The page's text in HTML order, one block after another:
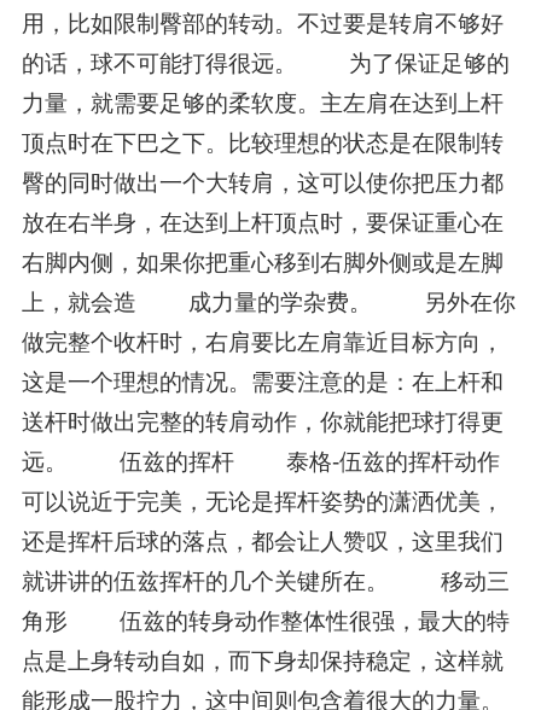
用，比如限制臀部的转动。不过要是转肩不够好
的话，球不可能打得很远。 为了保证足够的
力量，就需要足够的柔软度。主左肩在达到上杆
顶点时在下巴之下。比较理想的状态是在限制转
臀的同时做出一个大转肩，这可以使你把压力都
放在右半身，在达到上杆顶点时，要保证重心在
右脚内侧，如果你把重心移到右脚外侧或是左脚
上，就会造 成力量的学杂费。 另外在你
做完整个收杆时，右肩要比左肩靠近目标方向，
这是一个理想的情况。需要注意的是：在上杆和
送杆时做出完整的转肩动作，你就能把球打得更
远。 伍兹的挥杆 泰格-伍兹的挥杆动作
可以说近于完美，无论是挥杆姿势的潇洒优美，
还是挥杆后球的落点，都会让人赞叹，这里我们
就讲讲的伍兹挥杆的几个关键所在。 移动三
角形 伍兹的转身动作整体性很强，最大的特
点是上身转动自如，而下身却保持稳定，这样就
能形成一股拧力，这中间则包含着很大的力量。